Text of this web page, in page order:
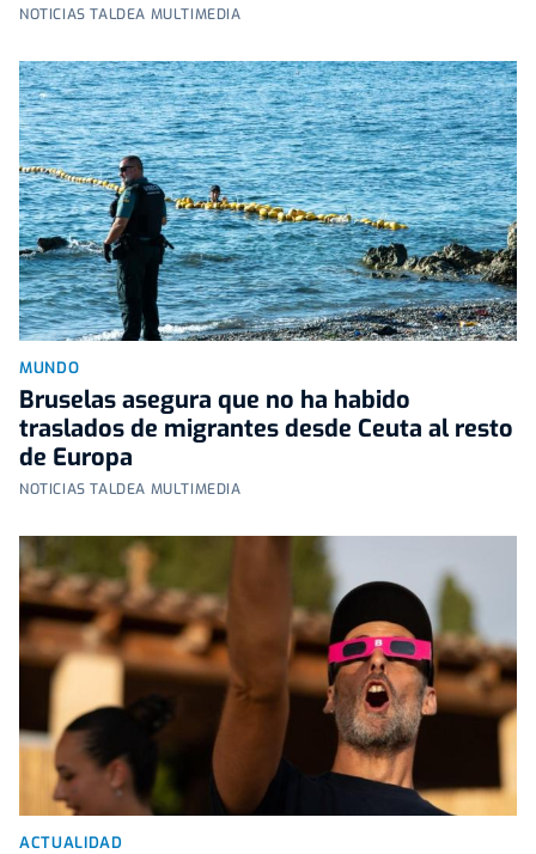
NOTICIAS TALDEA MULTIMEDIA
MUNDO
Bruselas asegura que no ha habido
traslados de migrantes desde Ceuta al resto
de Europa
NOTICIAS TALDEA MULTIMEDIA
ACTUALIDAD